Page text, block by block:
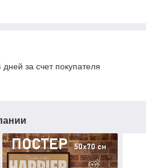
за счет покупателя